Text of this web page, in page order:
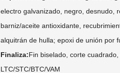
electro galvanizado, negro, desnudo,
barniz/aceite antioxidante,
alquitrán de hulla; epoxi de unión por
Finaliza:Fin biselado, corte
LTC/STC/BTC/VAM